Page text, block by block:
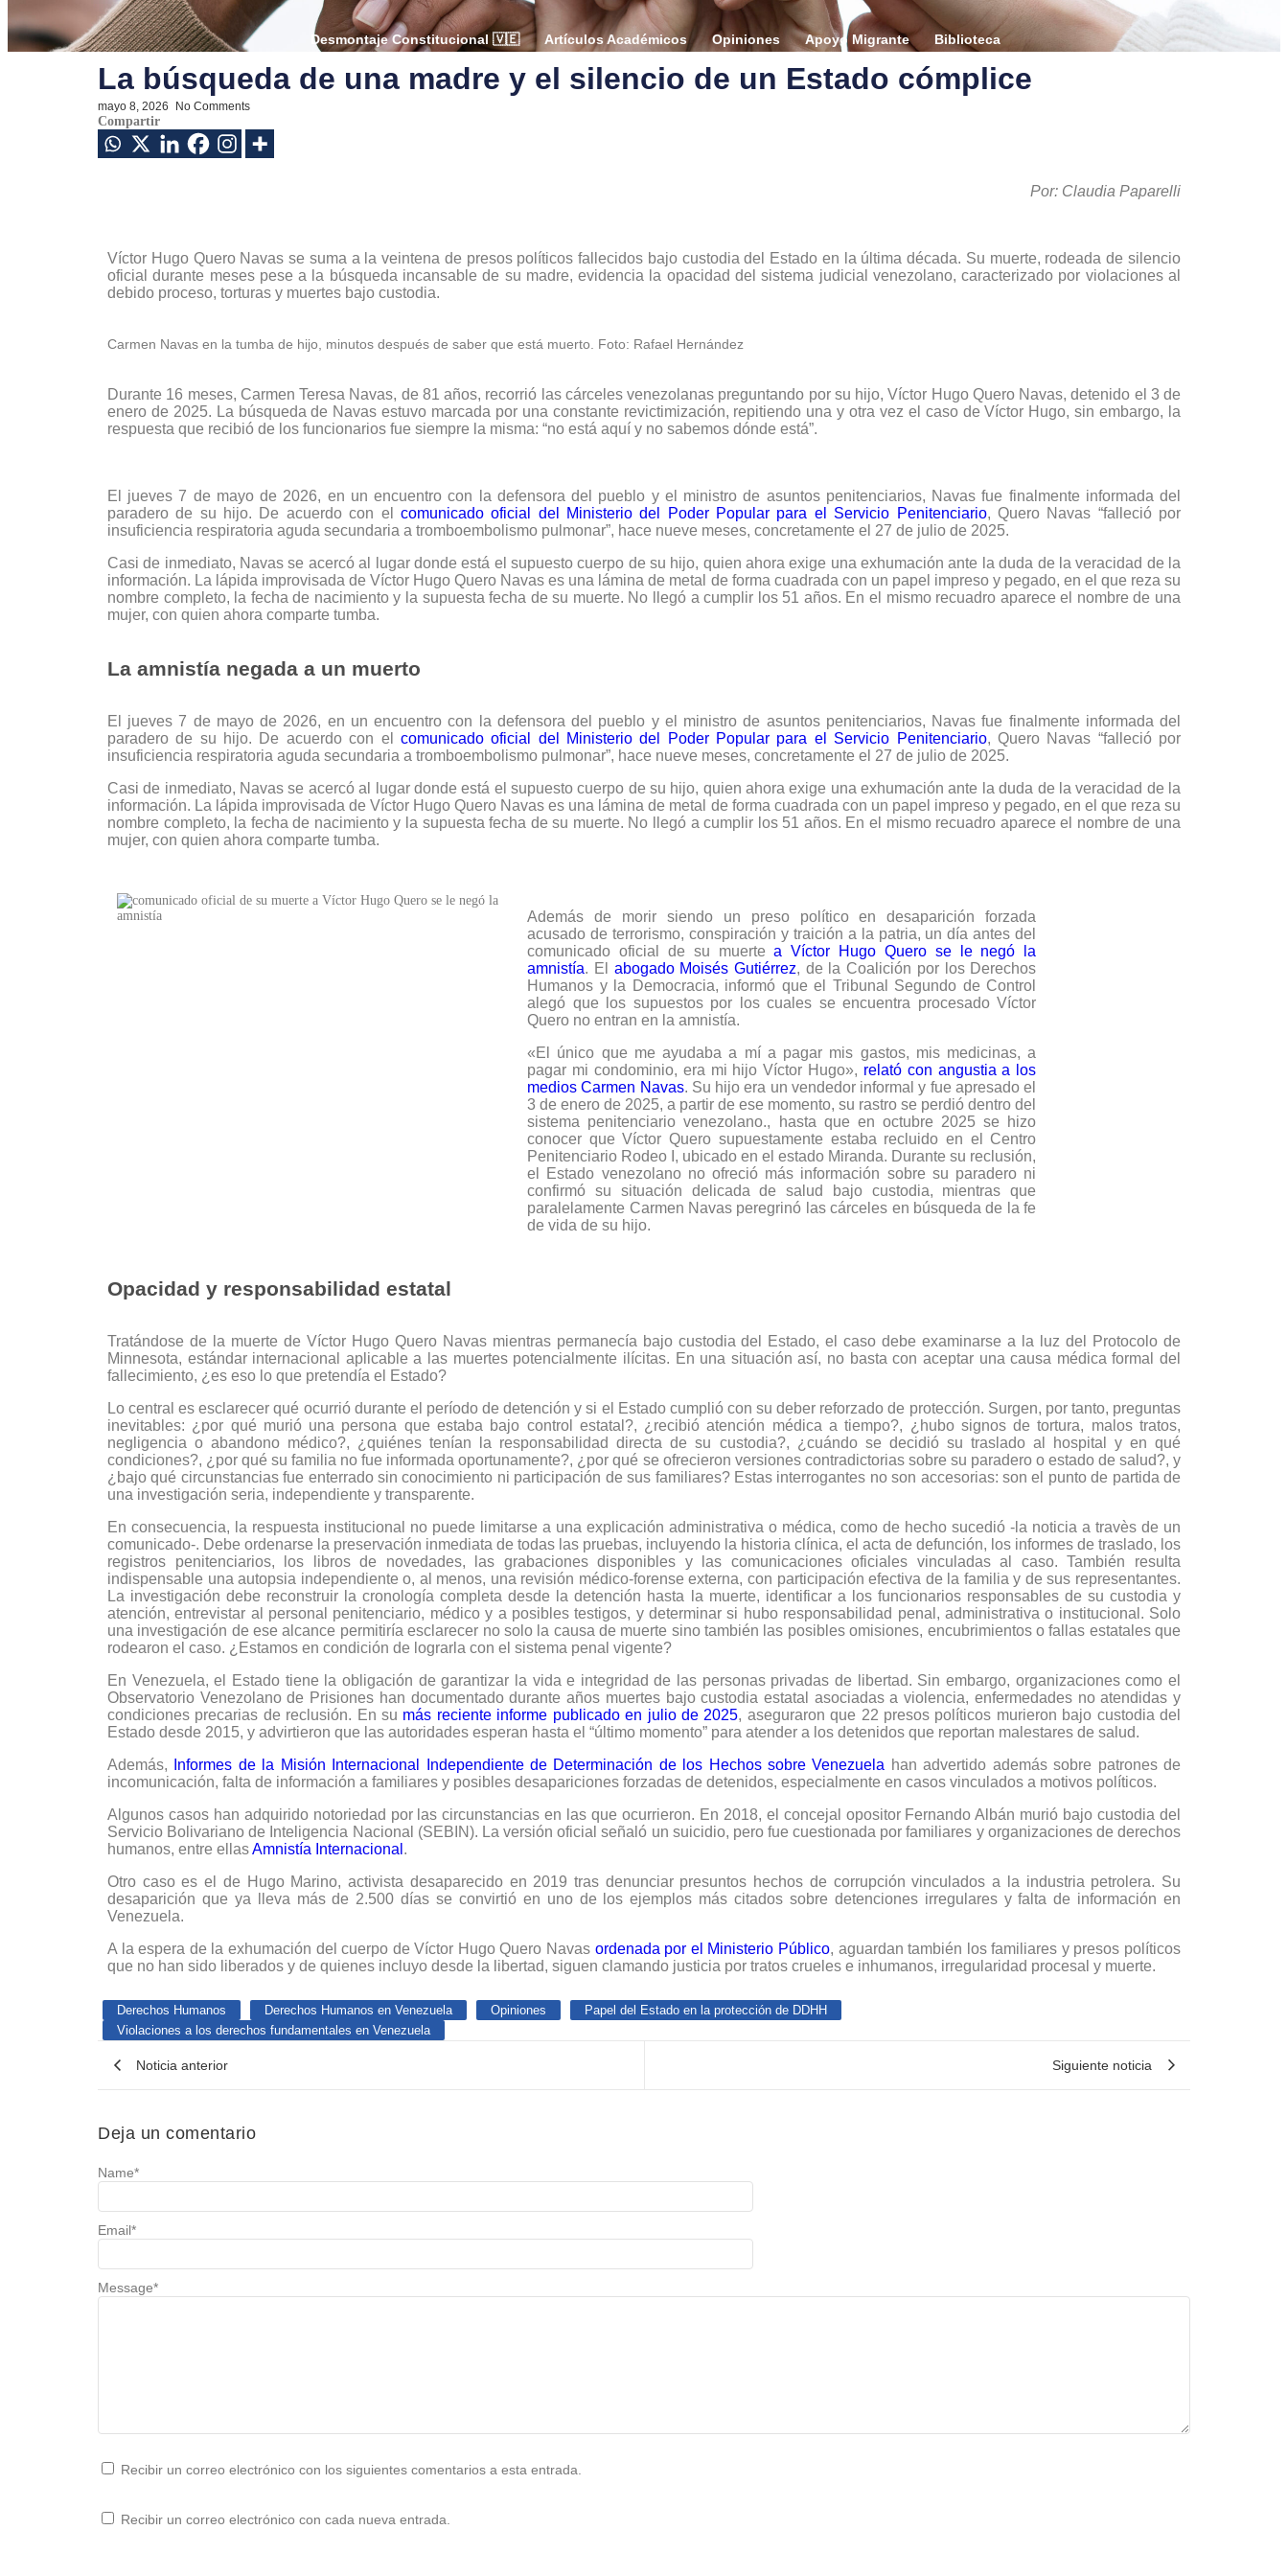
Desmontaje Constitucional 🇻🇪 Artículos Académicos Opiniones Apoyo Migrante Biblioteca
La búsqueda de una madre y el silencio de un Estado cómplice
mayo 8, 2026 No Comments
Compartir
Por: Claudia Paparelli
Víctor Hugo Quero Navas se suma a la veintena de presos políticos fallecidos bajo custodia del Estado en la última década. Su muerte, rodeada de silencio
oficial durante meses pese a la búsqueda incansable de su madre, evidencia la opacidad del sistema judicial venezolano, caracterizado por violaciones al
debido proceso, torturas y muertes bajo custodia.
Carmen Navas en la tumba de hijo, minutos después de saber que está muerto. Foto: Rafael Hernández
Durante 16 meses, Carmen Teresa Navas, de 81 años, recorrió las cárceles venezolanas preguntando por su hijo, Víctor Hugo Quero Navas, detenido el 3 de
enero de 2025. La búsqueda de Navas estuvo marcada por una constante revictimización, repitiendo una y otra vez el caso de Víctor Hugo, sin embargo, la
respuesta que recibió de los funcionarios fue siempre la misma: “no está aquí y no sabemos dónde está”.
El jueves 7 de mayo de 2026, en un encuentro con la defensora del pueblo y el ministro de asuntos penitenciarios, Navas fue finalmente informada del
paradero de su hijo. De acuerdo con el comunicado oficial del Ministerio del Poder Popular para el Servicio Penitenciario, Quero Navas “falleció por
insuficiencia respiratoria aguda secundaria a tromboembolismo pulmonar”, hace nueve meses, concretamente el 27 de julio de 2025.
Casi de inmediato, Navas se acercó al lugar donde está el supuesto cuerpo de su hijo, quien ahora exige una exhumación ante la duda de la veracidad de la
información. La lápida improvisada de Víctor Hugo Quero Navas es una lámina de metal de forma cuadrada con un papel impreso y pegado, en el que reza su
nombre completo, la fecha de nacimiento y la supuesta fecha de su muerte. No llegó a cumplir los 51 años. En el mismo recuadro aparece el nombre de una
mujer, con quien ahora comparte tumba.
La amnistía negada a un muerto
El jueves 7 de mayo de 2026, en un encuentro con la defensora del pueblo y el ministro de asuntos penitenciarios, Navas fue finalmente informada del
paradero de su hijo. De acuerdo con el comunicado oficial del Ministerio del Poder Popular para el Servicio Penitenciario, Quero Navas “falleció por
insuficiencia respiratoria aguda secundaria a tromboembolismo pulmonar”, hace nueve meses, concretamente el 27 de julio de 2025.
Casi de inmediato, Navas se acercó al lugar donde está el supuesto cuerpo de su hijo, quien ahora exige una exhumación ante la duda de la veracidad de la
información. La lápida improvisada de Víctor Hugo Quero Navas es una lámina de metal de forma cuadrada con un papel impreso y pegado, en el que reza su
nombre completo, la fecha de nacimiento y la supuesta fecha de su muerte. No llegó a cumplir los 51 años. En el mismo recuadro aparece el nombre de una
mujer, con quien ahora comparte tumba.
Además de morir siendo un preso político en desaparición forzada
acusado de terrorismo, conspiración y traición a la patria, un día antes del
comunicado oficial de su muertea Víctor Hugo Quero se le negó la
amnistía. El abogado Moisés Gutiérrez, de la Coalición por los Derechos
Humanos y la Democracia, informó que el Tribunal Segundo de Control
alegó que los supuestos por los cuales se encuentra procesado Víctor
Quero no entran en la amnistía.
«El único que me ayudaba a mí a pagar mis gastos, mis medicinas, a
pagar mi condominio, era mi hijo Víctor Hugo», relató con angustia a los
medios Carmen Navas. Su hijo era un vendedor informal y fue apresado el
3 de enero de 2025, a partir de ese momento, su rastro se perdió dentro del
sistema penitenciario venezolano., hasta que en octubre 2025 se hizo
conocer que Víctor Quero supuestamente estaba recluido en el Centro
Penitenciario Rodeo I, ubicado en el estado Miranda. Durante su reclusión,
el Estado venezolano no ofreció más información sobre su paradero ni
confirmó su situación delicada de salud bajo custodia, mientras que
paralelamente Carmen Navas peregrinó las cárceles en búsqueda de la fe
de vida de su hijo.
Opacidad y responsabilidad estatal
Tratándose de la muerte de Víctor Hugo Quero Navas mientras permanecía bajo custodia del Estado, el caso debe examinarse a la luz del Protocolo de
Minnesota, estándar internacional aplicable a las muertes potencialmente ilícitas. En una situación así, no basta con aceptar una causa médica formal del
fallecimiento, ¿es eso lo que pretendía el Estado?
Lo central es esclarecer qué ocurrió durante el período de detención y si el Estado cumplió con su deber reforzado de protección. Surgen, por tanto, preguntas
inevitables: ¿por qué murió una persona que estaba bajo control estatal?, ¿recibió atención médica a tiempo?, ¿hubo signos de tortura, malos tratos,
negligencia o abandono médico?, ¿quiénes tenían la responsabilidad directa de su custodia?, ¿cuándo se decidió su traslado al hospital y en qué
condiciones?, ¿por qué su familia no fue informada oportunamente?, ¿por qué se ofrecieron versiones contradictorias sobre su paradero o estado de salud?, y
¿bajo qué circunstancias fue enterrado sin conocimiento ni participación de sus familiares? Estas interrogantes no son accesorias: son el punto de partida de
una investigación seria, independiente y transparente.
En consecuencia, la respuesta institucional no puede limitarse a una explicación administrativa o médica, como de hecho sucedió -la noticia a travès de un
comunicado-. Debe ordenarse la preservación inmediata de todas las pruebas, incluyendo la historia clínica, el acta de defunción, los informes de traslado, los
registros penitenciarios, los libros de novedades, las grabaciones disponibles y las comunicaciones oficiales vinculadas al caso. También resulta
indispensable una autopsia independiente o, al menos, una revisión médico-forense externa, con participación efectiva de la familia y de sus representantes.
La investigación debe reconstruir la cronología completa desde la detención hasta la muerte, identificar a los funcionarios responsables de su custodia y
atención, entrevistar al personal penitenciario, médico y a posibles testigos, y determinar si hubo responsabilidad penal, administrativa o institucional. Solo
una investigación de ese alcance permitiría esclarecer no solo la causa de muerte sino también las posibles omisiones, encubrimientos o fallas estatales que
rodearon el caso. ¿Estamos en condición de lograrla con el sistema penal vigente?
En Venezuela, el Estado tiene la obligación de garantizar la vida e integridad de las personas privadas de libertad. Sin embargo, organizaciones como el
Observatorio Venezolano de Prisiones han documentado durante años muertes bajo custodia estatal asociadas a violencia, enfermedades no atendidas y
condiciones precarias de reclusión. En su más reciente informe publicado en julio de 2025, aseguraron que 22 presos políticos murieron bajo custodia del
Estado desde 2015, y advirtieron que las autoridades esperan hasta el “último momento” para atender a los detenidos que reportan malestares de salud.
Además,
Informes de la Misión Internacional Independiente de Determinación de los Hechos sobre Venezuela han advertido además sobre patrones de
incomunicación, falta de información a familiares y posibles desapariciones forzadas de detenidos, especialmente en casos vinculados a motivos políticos.
Algunos casos han adquirido notoriedad por las circunstancias en las que ocurrieron. En 2018, el concejal opositor Fernando Albán murió bajo custodia del
Servicio Bolivariano de Inteligencia Nacional (SEBIN). La versión oficial señaló un suicidio, pero fue cuestionada por familiares y organizaciones de derechos
humanos, entre ellasAmnistía Internacional .
Otro caso es el de Hugo Marino, activista desaparecido en 2019 tras denunciar presuntos hechos de corrupción vinculados a la industria petrolera. Su
desaparición que ya lleva más de 2.500 días se convirtió en uno de los ejemplos más citados sobre detenciones irregulares y falta de información en
Venezuela.
A la espera de la exhumación del cuerpo de Víctor Hugo Quero Navas ordenada por el Ministerio Público, aguardan también los familiares y presos políticos
que no han sido liberados y de quienes incluyo desde la libertad, siguen clamando justicia por tratos crueles e inhumanos, irregularidad procesal y muerte.
Derechos Humanos Derechos Humanos en Venezuela Opiniones
Papel del Estado en la protección de DDHH
Violaciones a los derechos fundamentales en Venezuela
Noticia anterior Siguiente noticia
Deja un comentario
Message*
Name*
Email*
Recibir un correo electrónico con los siguientes comentarios a esta entrada.
Recibir un correo electrónico con cada nueva entrada.